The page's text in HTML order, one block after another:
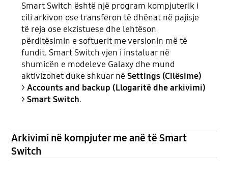
Smart Switch është një program kompjuterik i
cili arkivon ose transferon të dhënat në pajisje
të reja ose ekzistuese dhe lehtëson
përditësimin e softuerit me versionin më të
fundit. Smart Switch vjen i instaluar në
shumicën e modeleve Galaxy dhe mund
aktivizohet duke shkuar nëSettings (Cilësime)
> Accounts and backup (Llogaritë dhe arkivimi)
> Smart Switch.
Arkivimi në kompjuter me anë të Smart
Switch